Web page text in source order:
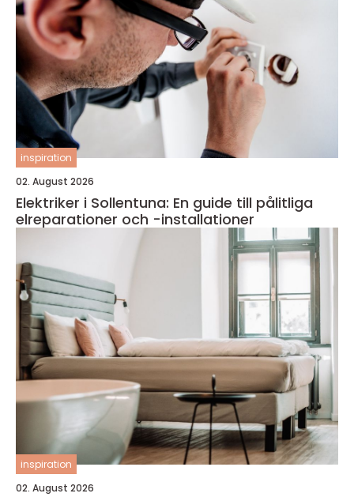
inspiration
02. August 2026
Elektriker i Sollentuna: En guide till pålitliga
elreparationer och -installationer
inspiration
02. August 2026